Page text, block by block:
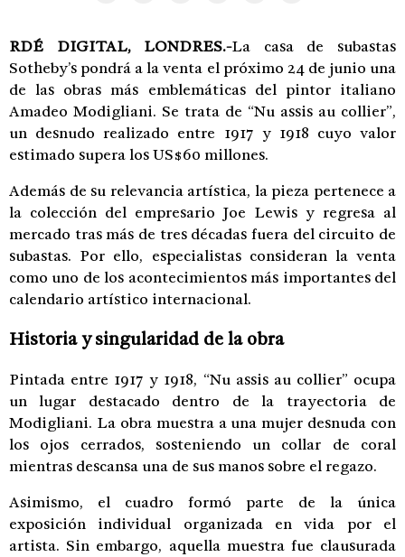
RDÉ DIGITAL, LONDRES.-La casa de subastas
Sotheby’s pondrá a la venta el próximo 24 de junio una
de las obras más emblemáticas del pintor italiano
Amadeo Modigliani. Se trata de “Nu assis au collier”,
un desnudo realizado entre 1917 y 1918 cuyo valor
estimado supera los US$60 millones.
Además de su relevancia artística, la pieza pertenece a
la colección del empresario Joe Lewis y regresa al
mercado tras más de tres décadas fuera del circuito de
subastas. Por ello, especialistas consideran la venta
como uno de los acontecimientos más importantes del
calendario artístico internacional.
Historia y singularidad de la obra
Pintada entre 1917 y 1918, “Nu assis au collier” ocupa
un lugar destacado dentro de la trayectoria de
Modigliani. La obra muestra a una mujer desnuda con
los ojos cerrados, sosteniendo un collar de coral
mientras descansa una de sus manos sobre el regazo.
Asimismo, el cuadro formó parte de la única
exposición individual organizada en vida por el
artista. Sin embargo, aquella muestra fue clausurada